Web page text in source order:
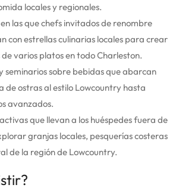
locales y regionales.
las que chefs invitados de renombre
con estrellas culinarias locales para crear
varios platos en todo Charleston.
seminarios sobre bebidas que abarcan
de ostras al estilo Lowcountry hasta
avanzados.
que llevan a los huéspedes fuera de
granjas locales, pesquerías costeras
de la región de Lowcountry.